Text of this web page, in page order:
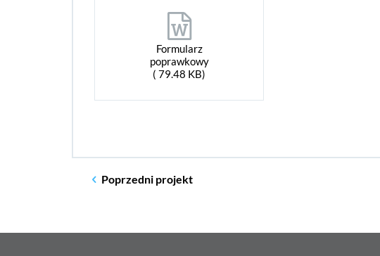
Formularz
poprawkowy
( 79.48 KB)
Poprzedni projekt